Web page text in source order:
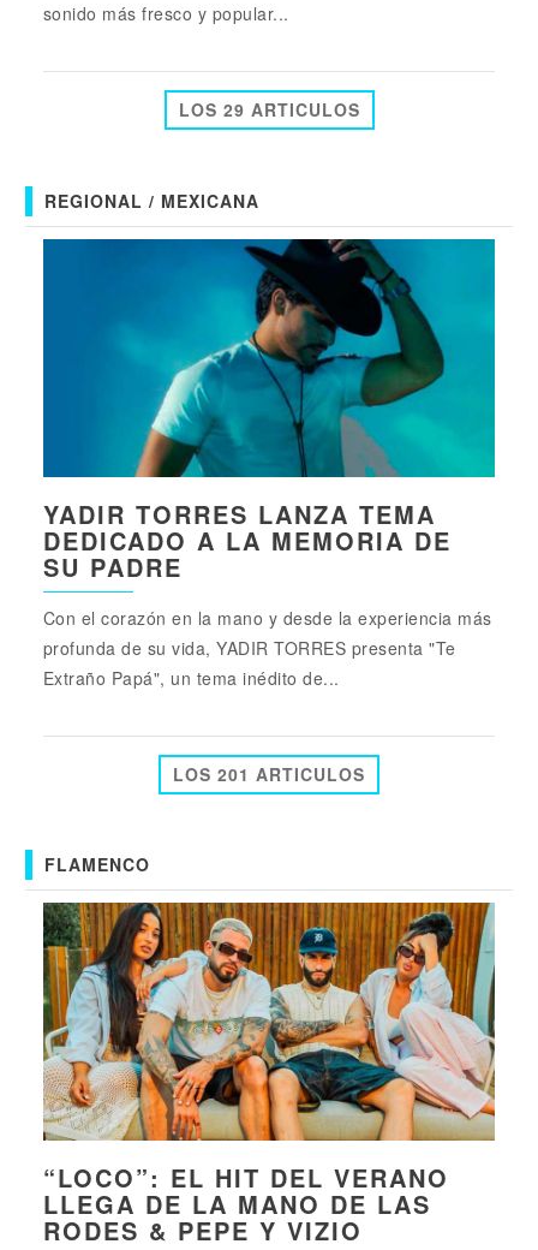
sonido más fresco y popular...
LOS 29 ARTICULOS
REGIONAL / MEXICANA
YADIR TORRES LANZA TEMA
DEDICADO A LA MEMORIA DE
SU PADRE
Con el corazón en la mano y desde la experiencia más
profunda de su vida, YADIR TORRES presenta "Te
Extraño Papá", un tema inédito de...
LOS 201 ARTICULOS
FLAMENCO
“LOCO”: EL HIT DEL VERANO
LLEGA DE LA MANO DE LAS
RODES & PEPE Y VIZIO